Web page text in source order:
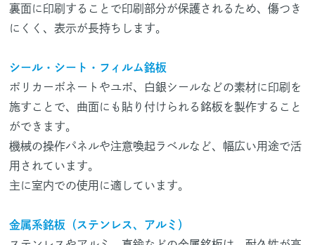
裏面に印刷することで印刷部分が保護されるため、傷つき
にくく、表示が長持ちします。
シール・シート・フィルム銘板
ポリカーボネートやユポ、白銀シールなどの素材に印刷を
施すことで、曲面にも貼り付けられる銘板を製作すること
ができます。
機械の操作パネルや注意喚起ラベルなど、幅広い用途で活
用されています。
主に室内での使用に適しています。
金属系銘板（ステンレス、アルミ）